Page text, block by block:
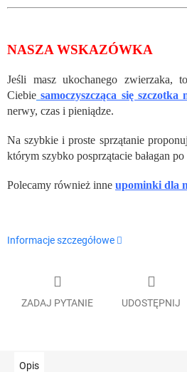
NASZA WSKAZÓWKA
Jeśli masz ukochanego zwierzaka,
Ciebie samoczyszcząca się szczotka
nerwy, czas i pieniądze.
Na szybkie i proste sprzątanie
którym szybko posprzątacie bałagan
Polecamy również inne upominki dla
Informacje szczegółowe
ZADAJ PYTANIE UDOSTĘPNIJ
Opis